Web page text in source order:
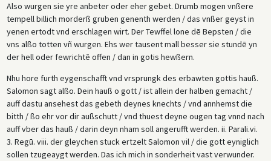
Also wurgen sie yre anbeter oder eher gebet. Drumb mogen vnßere
tempell billich morderß gruben genenth werden / das vnßer geyst in
yenen ertodt vnd erschlagen wirt. Der Tewffel lone dē Bepsten / die
vns alßo totten vñ wurgen. Ehs wer tausent mall besser sie stundē yn
der hell oder fewrichtē offen / dan in gotis hewßern.
Nhu hore furth eygenschafft vnd vrsprungk des erbawten gottis hauß.
Salomon sagt alßo. Dein hauß o gott / ist allein der halben gemacht /
auff dastu ansehest das gebeth deynes knechts / vnd annhemst die
bitth / ßo ehr vor dir außschutt / vnd thuest deyne ougen tag vnnd nach
auff vber das hauß / darin deyn nham soll angerufft werden. ii. Parali.vi.
3. Regū. viii. der gleychen stuck ertzelt Salomon vil / die gott eyniglich
sollen tzugeaygt werden. Das ich mich in sonderheit vast verwunder.